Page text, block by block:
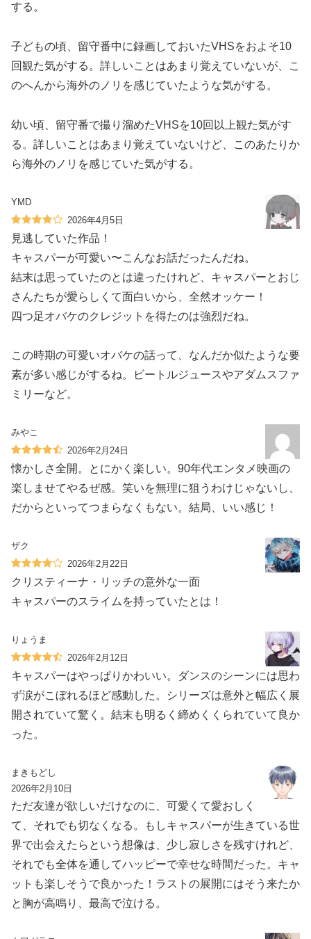
する。
子どもの頃、留守番中に録画しておいたVHSをおよそ10
回観た気がする。詳しいことはあまり覚えていないが、こ
のへんから海外のノリを感じていたような気がする。
幼い頃、留守番で撮り溜めたVHSを10回以上観た気がす
る。詳しいことはあまり覚えていないけど、このあたりか
ら海外のノリを感じていた気がする。
YMD
2026年4月5日
見逃していた作品！
キャスパーが可愛い〜こんなお話だったんだね。
結末は思っていたのとは違ったけれど、キャスパーとおじ
さんたちが愛らしくて面白いから、全然オッケー！
四つ足オバケのクレジットを得たのは強烈だね。
この時期の可愛いオバケの話って、なんだか似たような要
素が多い感じがするね。ビートルジュースやアダムスファ
ミリーなど。
みやこ
2026年2月24日
懐かしさ全開。とにかく楽しい。90年代エンタメ映画の
楽しませてやるぜ感。笑いを無理に狙うわけじゃないし、
だからといってつまらなくもない。結局、いい感じ！
ザク
2026年2月22日
クリスティーナ・リッチの意外な一面
キャスパーのスライムを持っていたとは！
りょうま
2026年2月12日
キャスパーはやっぱりかわいい。ダンスのシーンには思わ
ず涙がこぼれるほど感動した。シリーズは意外と幅広く展
開されていて驚く。結末も明るく締めくくられていて良か
った。
まきもどし
2026年2月10日
ただ友達が欲しいだけなのに、可愛くて愛おしく
て、それでも切なくなる。もしキャスパーが生きている世
界で出会えたらという想像は、少し寂しさを残すけれど、
それでも全体を通してハッピーで幸せな時間だった。キャ
ットも楽しそうで良かった！ラストの展開にはそう来たか
と胸が高鳴り、最高で泣ける。